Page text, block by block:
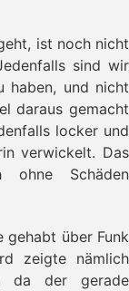
ist noch nicht
sind wir
haben, und nicht
daraus gemacht
locker und
verwickelt. Das
ohne Schäden
gehabt über Funk
zeigte nämlich
da der gerade